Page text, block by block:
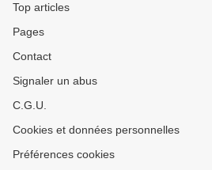
Top articles
Pages
Contact
Signaler un abus
C.G.U.
Cookies et données personnelles
Préférences cookies